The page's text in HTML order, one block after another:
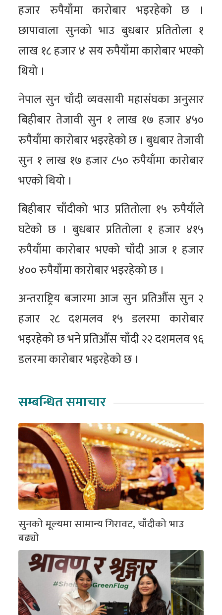
हजार रुपैयाँमा कारोबार भइरहेको छ ।
छापावाला सुनको भाउ बुधबार प्रतितोला १
लाख १८ हजार ४ सय रुपैयाँमा कारोबार भएको
थियो ।
नेपाल सुन चाँदी व्यवसायी महासंघका अनुसार
बिहीबार तेजावी सुन १ लाख १७ हजार ४५०
रुपैयाँमा कारोबार भइरहेको छ । बुधबार तेजावी
सुन १ लाख १७ हजार ८५० रुपैयाँमा कारोबार
भएको थियो ।
बिहीबार चाँदीको भाउ प्रतितोला १५ रुपैयाँले
घटेको छ । बुधबार प्रतितोला १ हजार ४१५
रुपैयाँमा कारोबार भएको चाँदी आज १ हजार
४०० रुपैयाँमा कारोबार भइरहेको छ ।
अन्तराष्ट्रिय बजारमा आज सुन प्रतिऔंस सुन २
हजार २८ दशमलव १५ डलरमा कारोबार
भइरहेको छ भने प्रतिऔंस चाँदी २२ दशमलव ९६
डलरमा कारोबार भइरहेको छ ।
सम्बन्धित समाचार
सुनको मूल्यमा सामान्य गिरावट, चाँदीको भाउ
बढ्यो